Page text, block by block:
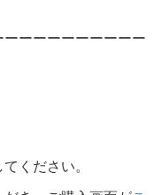
ーーーーーーーーー
ください。